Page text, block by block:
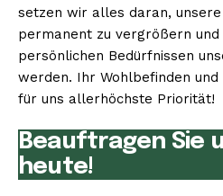
setzen wir alles daran,
permanent zu vergrößern
persönlichen Bedürfnissen
werden. Ihr Wohlbefinden
für uns allerhöchste Priorität!
Beauftragen Sie
heute!